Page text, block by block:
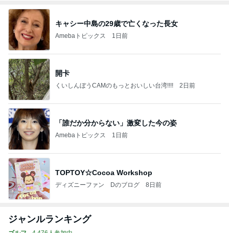
キャシー中島の29歳で亡くなった長女
Amebaトピックス 1日前
開卡
くいしんぼうCAMのもっとおいしい台湾!!!! 2日前
「誰だか分からない」激変した今の姿
Amebaトピックス 1日前
TOPTOY☆Cocoa Workshop
ディズニーファン Dのブログ 8日前
ジャンルランキング